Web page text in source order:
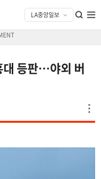
대 등판…야외 버